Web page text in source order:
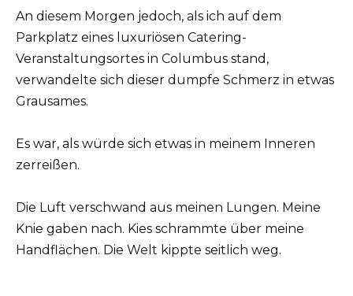
An diesem Morgen jedoch, als ich auf dem
Parkplatz eines luxuriösen Catering-
Veranstaltungsortes in Columbus stand,
verwandelte sich dieser dumpfe Schmerz in etwas
Grausames.
Es war, als würde sich etwas in meinem Inneren
zerreißen.
Die Luft verschwand aus meinen Lungen. Meine
Knie gaben nach. Kies schrammte über meine
Handflächen. Die Welt kippte seitlich weg.